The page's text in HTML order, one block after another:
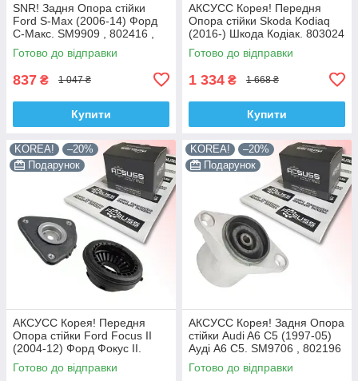
SNR! Задня Опора стійки
Ford S-Max (2006-14) Форд
С-Макс. SM9909 , 802416 ,
KB952.10 , VKDA40436
Готово до відправки
837 ₴ 1 047 ₴
Купити
АКСУСС Корея! Передня
Опора стійки Skoda Kodiaq
(2016-) Шкода Кодіак. 803024
, KB657.27 , VKDA35167
Готово до відправки
1 334 ₴ 1 668 ₴
Купити
KOREA!
–20%
Подарунок
АКСУСС Корея! Передня
Опора стійки Ford Focus II
(2004-12) Форд Фокус II.
SM5589 , 802460 , KB652.13 ,
VKDA35426
Готово до відправки
KOREA!
–20%
Подарунок
АКСУСС Корея! Задня Опора
стійки Audi A6 C5 (1997-05)
Ауді А6 C5. SM9706 , 802196
, KB957.06 , VKDA40110
Готово до відправки